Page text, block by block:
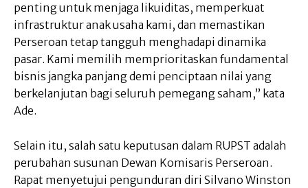
penting untuk menjaga likuiditas, memperkuat
infrastruktur anak usaha kami, dan memastikan
Perseroan tetap tangguh menghadapi dinamika
pasar. Kami memilih memprioritaskan fundamental
bisnis jangka panjang demi penciptaan nilai yang
berkelanjutan bagi seluruh pemegang saham,” kata
Ade.
Selain itu, salah satu keputusan dalam RUPST adalah
perubahan susunan Dewan Komisaris Perseroan.
Rapat menyetujui pengunduran diri Silvano Winston